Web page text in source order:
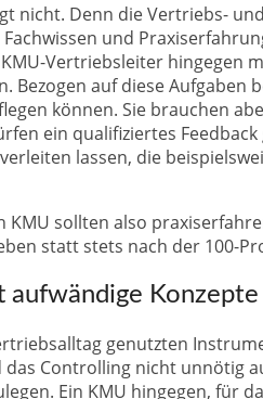
nicht. Denn die Vertriebs-
und
Vertriebsleiter hingegen
Bezogen auf diese
können. Sie brauchen
ein qualifiziertes
lassen, die
KMU sollten also
statt stets nach der 100-
aufwändige Konzepte
genutzten
das Controlling nicht
Ein KMU hingegen,